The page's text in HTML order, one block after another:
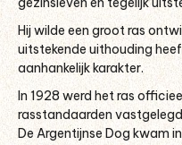
Hij wilde een groot ras
uitstekende uithouding
aanhankelijk karakter.
In 1928 werd het ras
rasstandaarden
De Argentijnse Dog kwam